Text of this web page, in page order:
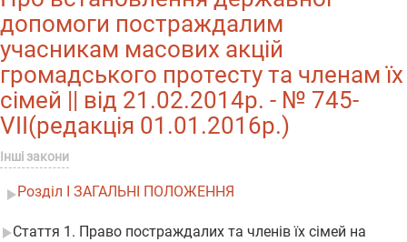
допомоги постраждалим
учасникам масових акцій
громадського протесту та членам їх
сімей || від 21.02.2014р. - № 745-
VII(редакція 01.01.2016р.)
Інші закони
Розділ I ЗАГАЛЬНІ ПОЛОЖЕННЯ
Стаття 1. Право постраждалих та членів їх сімей на